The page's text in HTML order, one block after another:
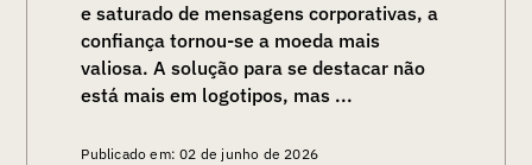
e saturado de mensagens corporativas, a
confiança tornou-se a moeda mais
valiosa. A solução para se destacar não
está mais em logotipos, mas ...
Publicado em: 02 de junho de 2026